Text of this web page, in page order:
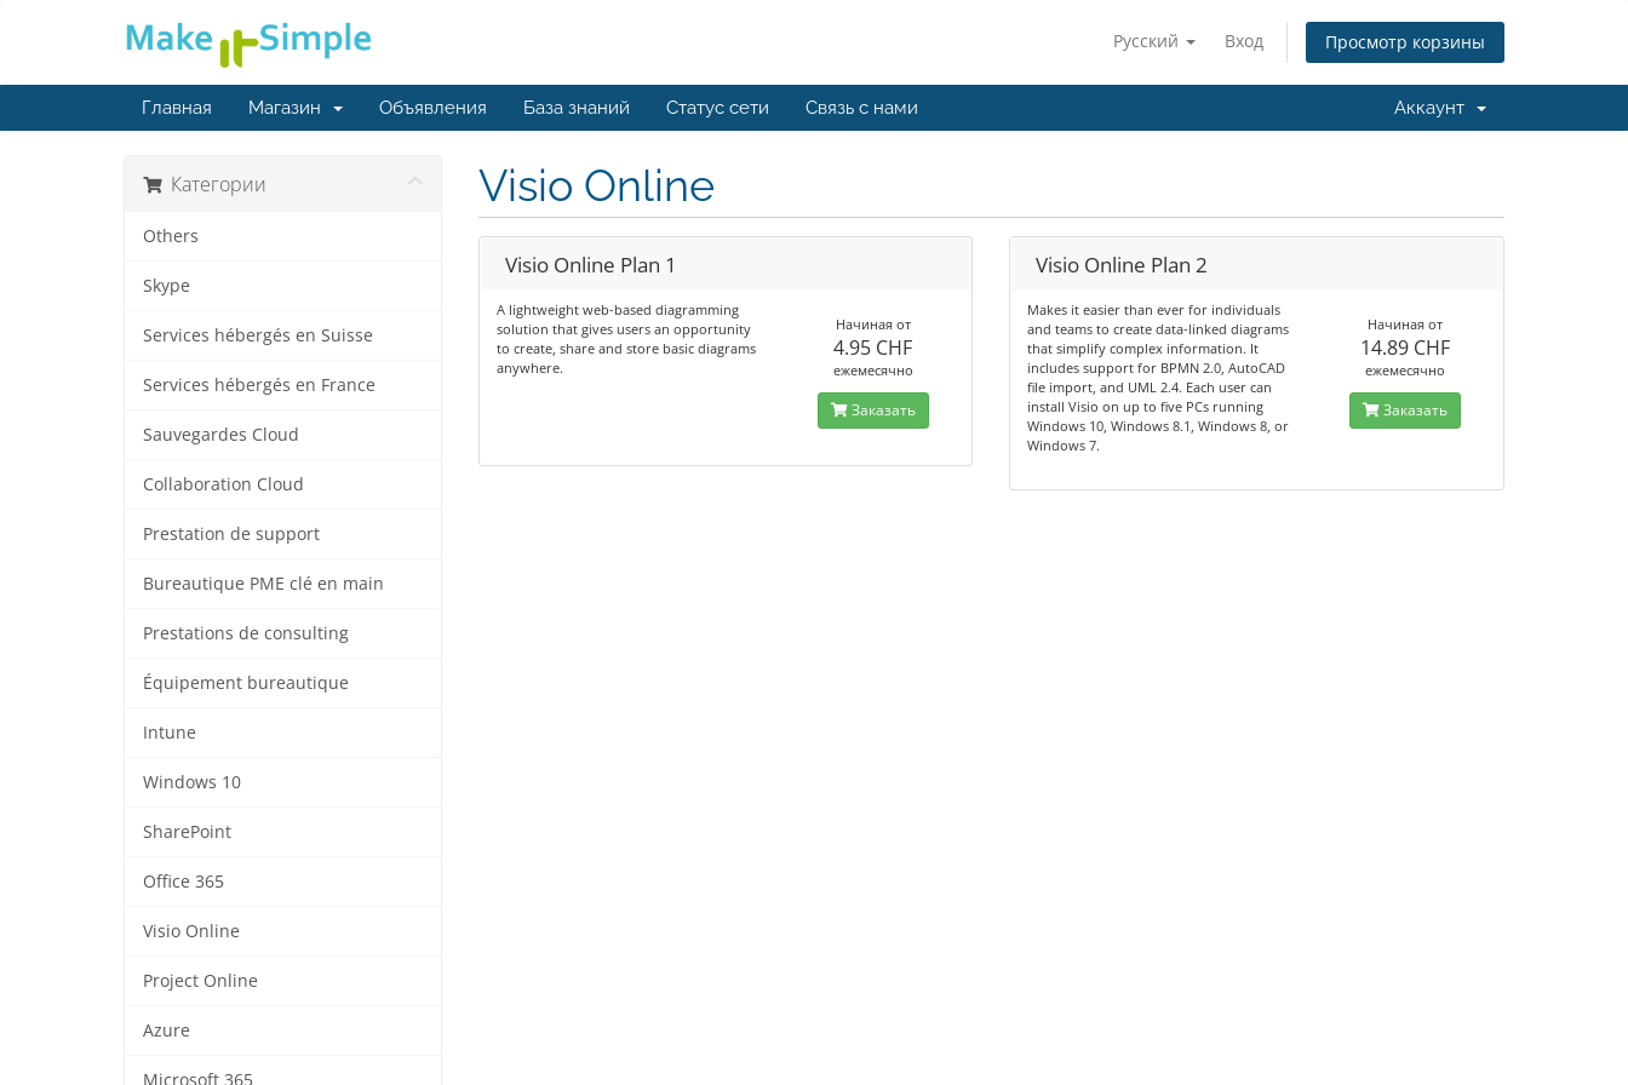
Русский Вход Просмотр корзины
Главная Магазин Объявления База знаний Статус сети Связь с нами Аккаунт
Категории
Others
Skype
Services hébergés en Suisse
Services hébergés en France
Sauvegardes Cloud
Collaboration Cloud
Prestation de support
Bureautique PME clé en main
Prestations de consulting
Équipement bureautique
Intune
Windows 10
SharePoint
Office 365
Visio Online
Project Online
Azure
Microsoft 365
Visio Online
Visio Online Plan 1
A lightweight web-based diagramming
solution that gives users an opportunity
to create, share and store basic diagrams
anywhere.
Начиная от
4.95 CHF
ежемесячно
Заказать
Visio Online Plan 2
Makes it easier than ever for individuals
and teams to create data-linked diagrams
that simplify complex information. It
includes support for BPMN 2.0, AutoCAD
file import, and UML 2.4. Each user can
install Visio on up to five PCs running
Windows 10, Windows 8.1, Windows 8, or
Windows 7.
Начиная от
14.89 CHF
ежемесячно
Заказать